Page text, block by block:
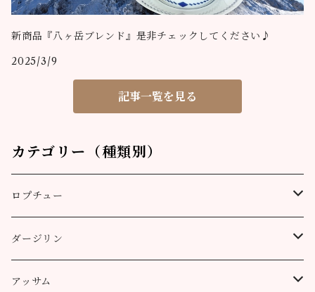
新商品『八ヶ岳ブレンド』是非チェックしてください♪
2025/3/9
記事一覧を見る
カテゴリー（種類別）
ロプチュー
缶（リーフ）
ティーバッグ
ダージリン
プッタボン茶園
アッサム